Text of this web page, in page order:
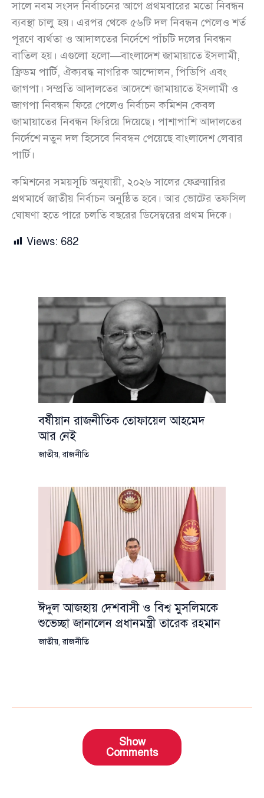
সালে নবম সংসদ নির্বাচনের আগে প্রথমবারের মতো নিবন্ধন
ব্যবস্থা চালু হয়। এরপর থেকে ৫৬টি দল নিবন্ধন পেলেও শর্ত
পূরণে ব্যর্থতা ও আদালতের নির্দেশে পাঁচটি দলের নিবন্ধন
বাতিল হয়। এগুলো হলো—বাংলাদেশ জামায়াতে ইসলামী,
ফ্রিডম পার্টি, ঐক্যবদ্ধ নাগরিক আন্দোলন, পিডিপি এবং
জাগপা। সম্প্রতি আদালতের আদেশে জামায়াতে ইসলামী ও
জাগপা নিবন্ধন ফিরে পেলেও নির্বাচন কমিশন কেবল
জামায়াতের নিবন্ধন ফিরিয়ে দিয়েছে। পাশাপাশি আদালতের
নির্দেশে নতুন দল হিসেবে নিবন্ধন পেয়েছে বাংলাদেশ লেবার
পার্টি।
কমিশনের সময়সূচি অনুযায়ী, ২০২৬ সালের ফেব্রুয়ারির
প্রথমার্ধে জাতীয় নির্বাচন অনুষ্ঠিত হবে। আর ভোটের তফসিল
ঘোষণা হতে পারে চলতি বছরের ডিসেম্বরের প্রথম দিকে।
Views: 682
বর্ষীয়ান রাজনীতিক তোফায়েল আহমেদ
আর নেই
জাতীয়,রাজনীতি
ঈদুল আজহায় দেশবাসী ও বিশ্ব মুসলিমকে
শুভেচ্ছা জানালেন প্রধানমন্ত্রী তারেক রহমান
জাতীয়,রাজনীতি
Show
Comments